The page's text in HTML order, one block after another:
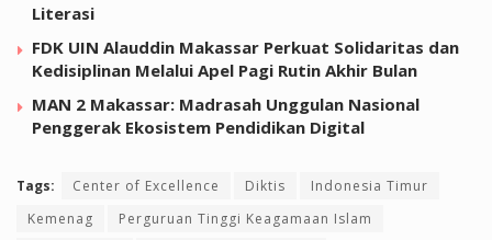
Literasi
FDK UIN Alauddin Makassar Perkuat Solidaritas dan
Kedisiplinan Melalui Apel Pagi Rutin Akhir Bulan
MAN 2 Makassar: Madrasah Unggulan Nasional
Penggerak Ekosistem Pendidikan Digital
Tags: Center of Excellence Diktis
Indonesia Timur
Kemenag
Perguruan Tinggi Keagamaan Islam